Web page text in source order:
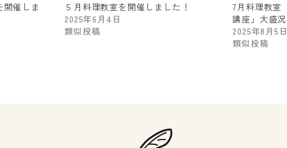
催しま
５月料理教室を開催しました！
2025年6月4日
類似投稿
7月料理教室
講座」大盛
2025年8月5
類似投稿